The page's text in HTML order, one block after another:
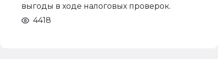
выгоды в ходе налоговых проверок.
4418